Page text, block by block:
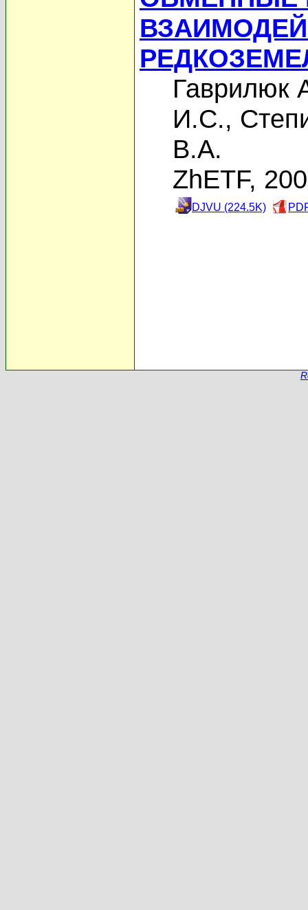
Гаврилюк
И.С.,
В.А.
ZhETF,
DJVU (224.5K)